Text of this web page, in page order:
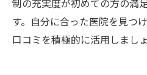
す。自分に合った医院を見つ
口コミを積極的に活用しましょ